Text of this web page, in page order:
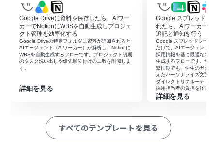
■フローボットの流れ
はじめに、スマレジ、Shopify、Bカート、SlackをYoom
と連携します。
次に、トリガーとして、スマレジの「在庫数が変更された
ら（Webhook起動）」を設定します。
次に、AIワーカーでスマレジの在庫情報をもとに、
ShopifyとBカートの在庫情報を更新するためのスキルを
作成します。
※「トリガー」：フロー起動のきっかけとなるアクション、「オ
■このワークフローのカスタムポイント
Google Driveに資料を保存したら、AIワー
カーでNotionにWBSを自動生成しプロジェ
クト管理を効率化する
Google Driveの特定フォルダに資料が追加されると
AIエージェント（AIワーカー）が解析し、Notionに
WBSを自動生成するフローです。プロジェクト初期
のタスク洗い出しや優先順位付けの工数を削減しま
す。
詳細を見る
Google スプレッドシ
れたら、AIワーカーで
追記と通知を行う
Google スプレッドシート
だけで、AIエージェント（
採用情報を基に最適なスカ
生成するフローです。サマ
繁忙期でも、学生のガクチ
えたパーソナライズ文面を
ダイレクトリクルーティン
採用担当者の負担を軽減し
詳細を見る
すべてのテンプレートを見る